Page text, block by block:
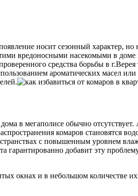
носит сезонный характер, но
вредоносными насекомыми в доме
средства борьбы в
ароматических масел
в мегаполисе обычно
комаров становятся
с повышенным уровнем
добавит эту
окнах и в небольшом количестве